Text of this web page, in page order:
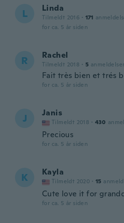
L Linda
Tilmeldt 2016 · 171
for ca. 5 år siden
R Rachel
Tilmeldt 2018 · 5 anmeldelser
Fait très bien et trés
for ca. 5 år siden
J Janis
Tilmeldt 2018 · 430
Precious
for ca. 5 år siden
K Kayla
Tilmeldt 2020 · 15
Cute love it for
for ca. 5 år siden